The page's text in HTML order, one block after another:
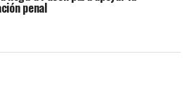
penal